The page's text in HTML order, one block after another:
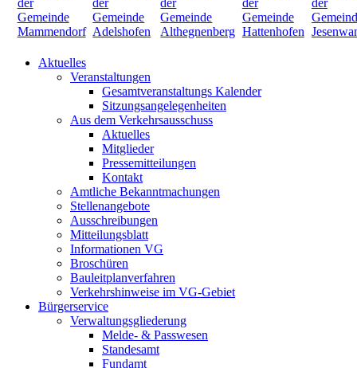
Aktuelles
Veranstaltungen
Gesamtveranstaltungs Kalender
Sitzungsangelegenheiten
Aus dem Verkehrsausschuss
Aktuelles
Mitglieder
Pressemitteilungen
Kontakt
Amtliche Bekanntmachungen
Stellenangebote
Ausschreibungen
Mitteilungsblatt
Informationen VG
Broschüren
Bauleitplanverfahren
Verkehrshinweise im VG-Gebiet
Bürgerservice
Verwaltungsgliederung
Melde- & Passwesen
Standesamt
Fundamt